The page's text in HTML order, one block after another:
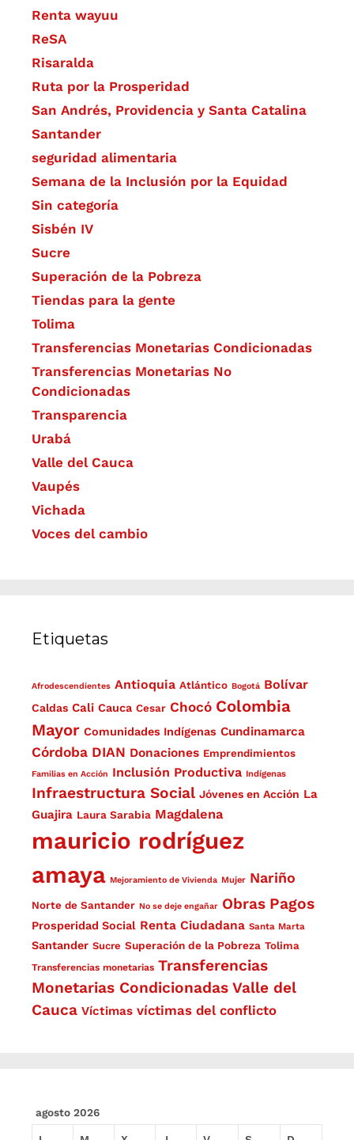
Renta wayuu
ReSA
Risaralda
Ruta por la Prosperidad
San Andrés, Providencia y Santa Catalina
Santander
seguridad alimentaria
Semana de la Inclusión por la Equidad
Sin categoría
Sisbén IV
Sucre
Superación de la Pobreza
Tiendas para la gente
Tolima
Transferencias Monetarias Condicionadas
Transferencias Monetarias No
Condicionadas
Transparencia
Urabá
Valle del Cauca
Vaupés
Vichada
Voces del cambio
Etiquetas
Afrodescendientes Antioquia Atlántico Bogotá Bolívar
Caldas Cali Cauca Cesar Chocó Colombia
Mayor Comunidades Indígenas Cundinamarca
Córdoba DIAN Donaciones Emprendimientos
Familias en Acción Inclusión Productiva Indígenas
Infraestructura Social Jóvenes en Acción La
Guajira Laura Sarabia Magdalena
mauricio rodríguez
amaya Mejoramiento de Vivienda Mujer Nariño
Norte de Santander No se deje engañar Obras Pagos
Prosperidad Social Renta Ciudadana Santa Marta
Santander Sucre Superación de la Pobreza Tolima
Transferencias monetarias Transferencias
Monetarias Condicionadas Valle del
Cauca Víctimas víctimas del conflicto
agosto 2026